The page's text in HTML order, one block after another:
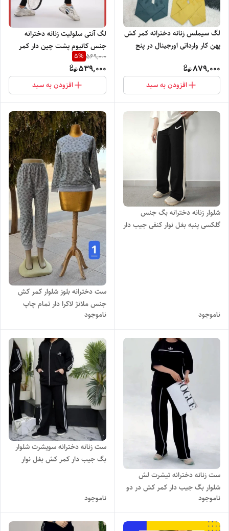
لگ سیملس زنانه دخترانه کمر کش
پهن کار وارداتی اورجینال در پنج
879,000
افزودن به سبد
لگ آنتی سلولیت زنانه دخترانه
جنس کانیوم پشت چین دار کمر
گنی با کیفیت رنگ بندی و تنخور
بسیار شیک
569,000
5%
539,000
افزودن به سبد
شلوار زنانه دخترانه بگ جنس
گلکسی پنبه بغل نوار کنفی جیب دار
ناموجود
ست دخترانه بلوز شلوار کمر کش
جنس ملانژ لاکرا دار تمام چاپ
فانتزی با تنخور بسیار شیک راحت و
دوست داشتنی
ناموجود
ست زنانه دخترانه تیشرت لش
شلوار بگ جیب دار کمر کش در دو
مدل بغل نواری و جلو مغزی دوزی
چاپ alo با تنخور بسیار شیک و
راحت
ناموجود
ست زنانه دخترانه سویشرت شلوار
بگ جیب دار کمر کش بغل نوار
ناموجود